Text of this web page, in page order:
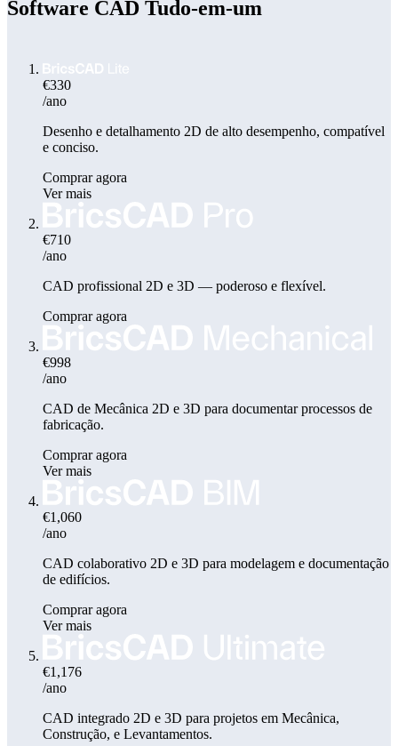
Software CAD Tudo-em-um
€330
/ano
Desenho e detalhamento 2D de alto desempenho, compatível
e conciso.
Comprar agora
Ver mais
€710
/ano
CAD profissional 2D e 3D — poderoso e flexível.
Comprar agora
€998
/ano
CAD de Mecânica 2D e 3D para documentar processos de
fabricação.
Comprar agora
Ver mais
€1,060
/ano
CAD colaborativo 2D e 3D para modelagem e documentação
de edifícios.
Comprar agora
Ver mais
€1,176
/ano
CAD integrado 2D e 3D para projetos em Mecânica,
Construção, e Levantamentos.